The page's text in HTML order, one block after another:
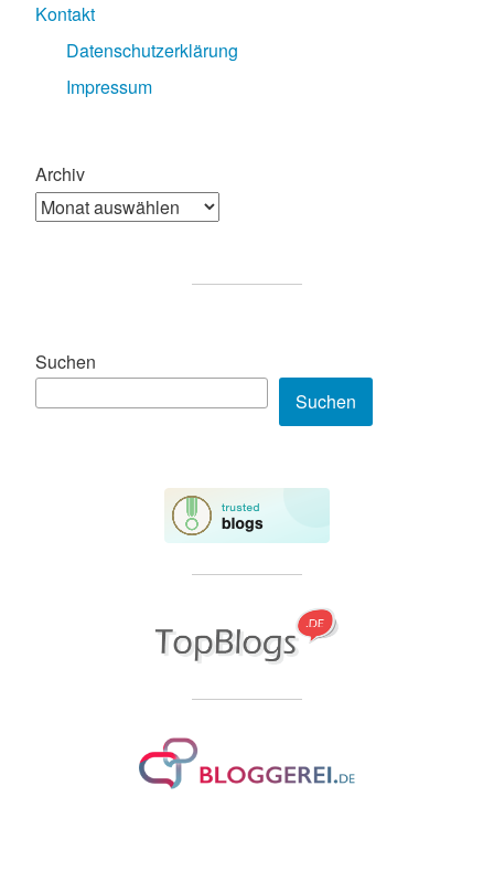
Kontakt
Datenschutzerklärung
Impressum
Archiv
Suchen
Suchen